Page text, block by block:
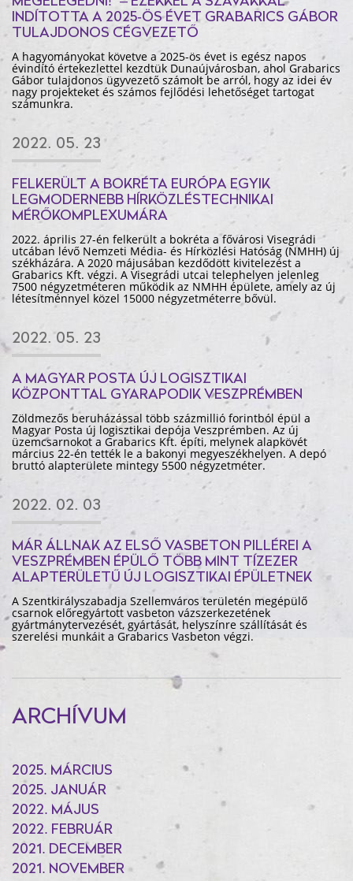
INDÍTOTTA A 2025-ÖS ÉVET GRABARICS GÁBOR
TULAJDONOS CÉGVEZETŐ
A hagyományokat követve a 2025-ös évet is egész napos
évindító értekezlettel kezdtük Dunaújvárosban, ahol Grabarics
Gábor tulajdonos ügyvezető számolt be arról, hogy az idei év
nagy projekteket és számos fejlődési lehetőséget tartogat
számunkra.
2022. 05. 23
FELKERÜLT A BOKRÉTA EURÓPA EGYIK
LEGMODERNEBB HÍRKÖZLÉSTECHNIKAI
MÉRŐKOMPLEXUMÁRA
2022. április 27-én felkerült a bokréta a fővárosi Visegrádi
utcában lévő Nemzeti Média- és Hírközlési Hatóság (NMHH) új
székházára. A 2020 májusában kezdődött kivitelezést a
Grabarics Kft. végzi. A Visegrádi utcai telephelyen jelenleg
7500 négyzetméteren működik az NMHH épülete, amely az új
létesítménnyel közel 15000 négyzetméterre bővül.
2022. 05. 23
A MAGYAR POSTA ÚJ LOGISZTIKAI
KÖZPONTTAL GYARAPODIK VESZPRÉMBEN
Zöldmezős beruházással több százmillió forintból épül a
Magyar Posta új logisztikai depója Veszprémben. Az új
üzemcsarnokot a Grabarics Kft. építi, melynek alapkövét
március 22-én tették le a bakonyi megyeszékhelyen. A depó
bruttó alapterülete mintegy 5500 négyzetméter.
2022. 02. 03
MÁR ÁLLNAK AZ ELSŐ VASBETON PILLÉREI A
VESZPRÉMBEN ÉPÜLŐ TÖBB MINT TÍZEZER
ALAPTERÜLETŰ ÚJ LOGISZTIKAI ÉPÜLETNEK
A Szentkirályszabadja Szellemváros területén megépülő
csarnok előregyártott vasbeton vázszerkezetének
gyártmánytervezését, gyártását, helyszínre szállítását és
szerelési munkáit a Grabarics Vasbeton végzi.
ARCHÍVUM
2025. MÁRCIUS
2025. JANUÁR
2022. MÁJUS
2022. FEBRUÁR
2021. DECEMBER
2021. NOVEMBER